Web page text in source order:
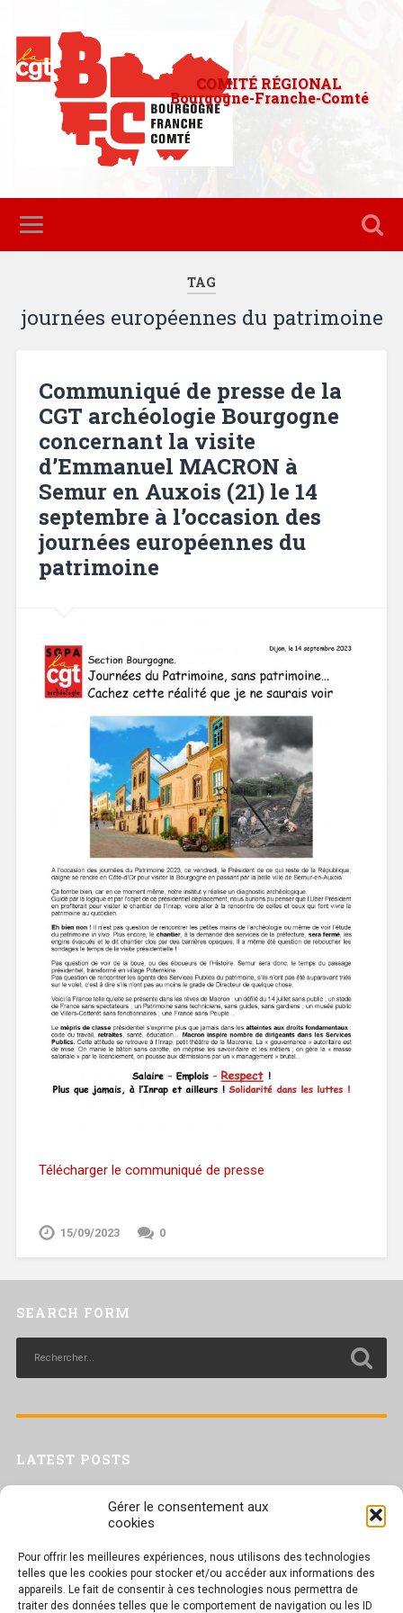
Gérer le consentement aux
cookies
Pour offrir les meilleures expériences, nous utilisons des technologies
telles que les cookies pour stocker et/ou accéder aux informations des
appareils. Le fait de consentir à ces technologies nous permettra de
traiter des données telles que le comportement de navigation ou les ID
COMITÉ RÉGIONAL
Bourgogne-Franche-Comté
TAG
journées européennes du patrimoine
Communiqué de presse de la
CGT archéologie Bourgogne
concernant la visite
d’Emmanuel MACRON à
Semur en Auxois (21) le 14
septembre à l’occasion des
journées européennes du
patrimoine
Télécharger le communiqué de presse
15/09/2023 0
SEARCH FORM
LATEST POSTS
Trac confédéral sur les situations de travail par forte chaleur
Séance plénière du CESER du 23 juin 2026
Tract UD 25 — Une nouvelle attaque contre nos droits : les arrêts
maladie